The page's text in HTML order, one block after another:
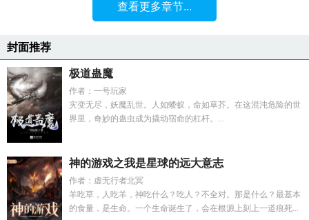
查看更多章节...
封面推荐
极道蛊魔
作者：一号玩家
灾变无尽，妖魔乱世。人如蝼蚁，命如草芥。在这混沌危险的世
界里，奇妙的蛊虫成为撬动宿命的杠杆。...
神的游戏之我是星球的远大意志
作者：虚无行者北冥
羊吃草，人吃羊，神吃什么？吃人？不全对。那是什么？最基本
的食量，是生命。一个生命诞生了，会在根源上刻上一道痕死...